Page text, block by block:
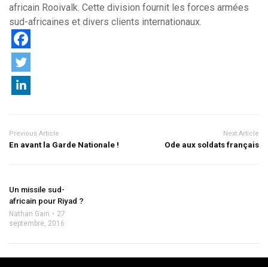
africain Rooivalk. Cette division fournit les forces armées
sud-africaines et divers clients internationaux.
Previous Article
En avant la Garde Nationale !
Next Article
Ode aux soldats français
Un missile sud-
africain pour Riyad ?
Nathan Gain
27
septembre, 2016